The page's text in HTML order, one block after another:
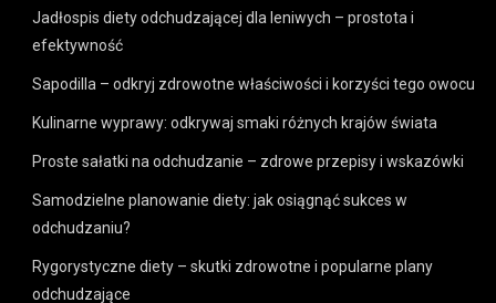
Jadłospis diety odchudzającej dla leniwych – prostota i
efektywność
Sapodilla – odkryj zdrowotne właściwości i korzyści tego owocu
Kulinarne wyprawy: odkrywaj smaki różnych krajów świata
Proste sałatki na odchudzanie – zdrowe przepisy i wskazówki
Samodzielne planowanie diety: jak osiągnąć sukces w
odchudzaniu?
Rygorystyczne diety – skutki zdrowotne i popularne plany
odchudzające